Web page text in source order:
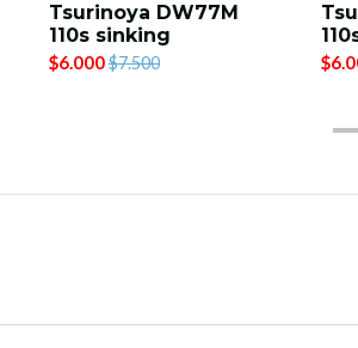
Tsurinoya DW77M
110s sinking
$6.000$7.500